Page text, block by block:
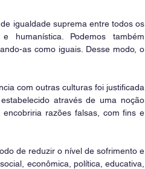
igualdade suprema entre todos os
humanística. Podemos também
as como iguais. Desse modo, o
com outras culturas foi justificada
através de uma noção
razões falsas, com fins e
de reduzir o nível de sofrimento e
econômica, política, educativa,